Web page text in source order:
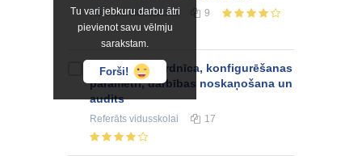
Tu vari jebkuru darbu ātri
pievienot savu vēlmju
sarakstam.
Forši!
Referātsvidusskolai 9
DBVS datu vārdnīca, konfigurēšanas
parametri, darbības noskaņošana un
audits
Referāts vidusskolai 17